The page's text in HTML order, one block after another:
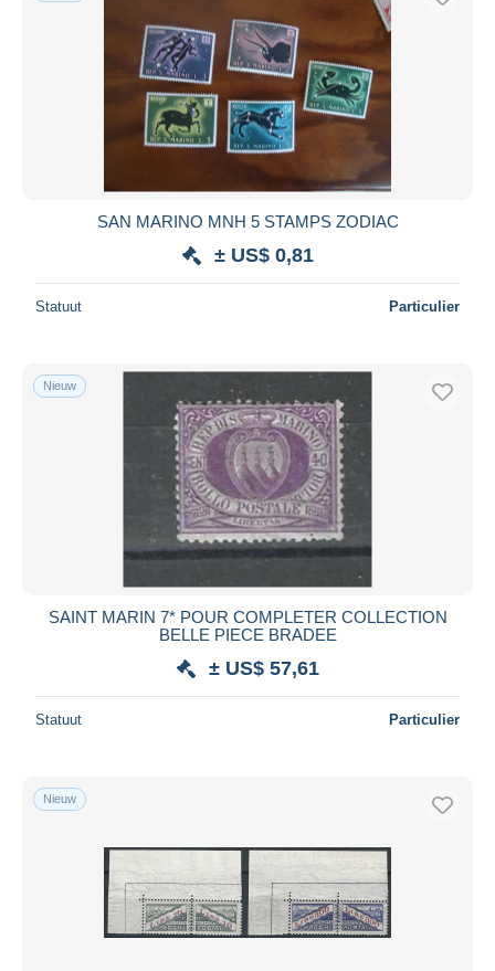
SAN MARINO MNH 5 STAMPS ZODIAC
± US$ 0,81
Statuut Particulier
Nieuw
SAINT MARIN 7* POUR COMPLETER COLLECTION
BELLE PIECE BRADEE
± US$ 57,61
Statuut Particulier
Nieuw